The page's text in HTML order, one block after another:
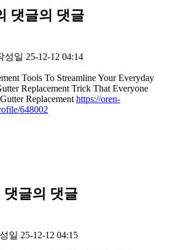
댓글의 댓글
성일 25-12-12 04:14
Tools To Streamline Your Everyday
Replacement Trick That Everyone
Replacement https://oren-
648002
댓글의 댓글
일 25-12-12 04:15